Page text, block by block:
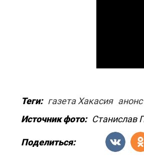
Теги: газета Хакасия анонс
Источник фото: Станислав
Поделиться: